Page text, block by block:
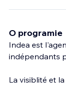
O programie
Indea est
indépendants
La visiblité et